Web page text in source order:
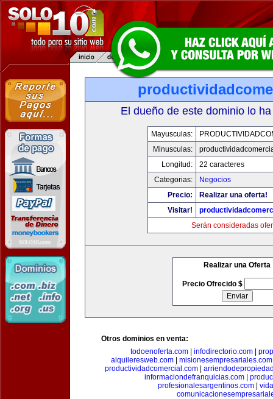
El dueño de este dominio lo
Mayusculas:
Minusculas:
Longitud:
22 caracteres
Categorias:
Negocios
Precio:
Realizar una oferta!
Visitar!
Serán consideradas
Realizar una Oferta
Precio Ofrecido $
Otros dominios en venta:
todoenoferta.com
infodirectorio.com
alquileresweb.com
misionesempresariales.com
productividadcomercial.com
informaciondefranquicias.com
profesionalesargentinos.com|